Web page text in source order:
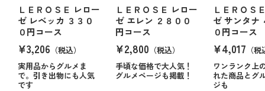
ＬＥＲＯＳＥ レロー
ゼ レベッカ ３３０
０円コース
¥3,206 （税込）
実用品からグルメま
で。引き出物にも人気
です
ＬＥＲＯＳＥ レロー
ゼ エレン ２８００
円コース
¥2,800 （税込）
手頃な価格で大人気！
グルメページも掲載！
ＬＥＲＯＳ
ゼ サンタナ
０円コース
¥4,017 （
ワンランク上
れた商品とグ
ジも